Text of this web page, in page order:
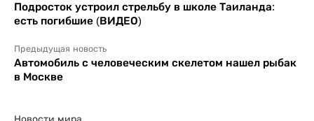
Подросток устроил стрельбу в школе Таиланда:
есть погибшие (ВИДЕО)
Предыдущая новость
Автомобиль с человеческим скелетом нашел рыбак
в Москве